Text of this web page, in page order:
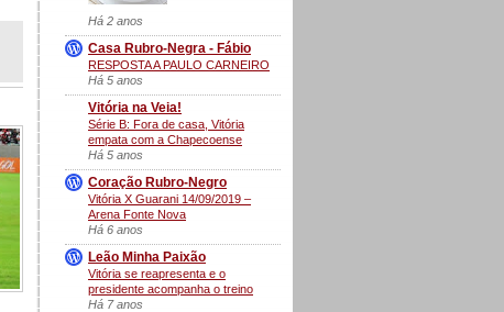
Há 2 anos
Casa Rubro-Negra - Fábio
RESPOSTA A PAULO CARNEIRO
Há 5 anos
Vitória na Veia!
Série B: Fora de casa, Vitória
empata com a Chapecoense
Há 5 anos
Coração Rubro-Negro
Vitória X Guarani 14/09/2019 –
Arena Fonte Nova
Há 6 anos
Leão Minha Paixão
Vitória se reapresenta e o
presidente acompanha o treino
Há 7 anos